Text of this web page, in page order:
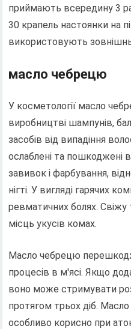
приймають всередину 3
30 крапель настоянки на
використовують
масло чебрецю
У косметології масло
виробництві шампунів,
засобів від випадіння
ослаблені та пошкоджені
завивок і фарбування,
нігті. У вигляді гарячих
ревматичних болях.
місць укусів комах.
Масло чебрецю
процесів в м'ясі. Якщо
воно може стримувати
протягом трьох діб.
особливо корисно при